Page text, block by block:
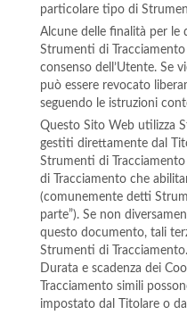
particolare tipo di
Alcune delle finalità per le
Strumenti di
consenso dell’Utente. Se
può essere revocato
seguendo le istruzioni
Questo Sito Web utilizza
gestiti direttamente dal
Strumenti di
di Tracciamento che
(comunemente detti
parte”). Se non
questo documento, tali
Strumenti di Tracciamento.
Durata e scadenza dei
Tracciamento simili
impostato dal Titolare o